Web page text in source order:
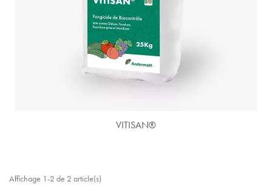
VITISAN®
Affichage 1-2 de 2 article(s)